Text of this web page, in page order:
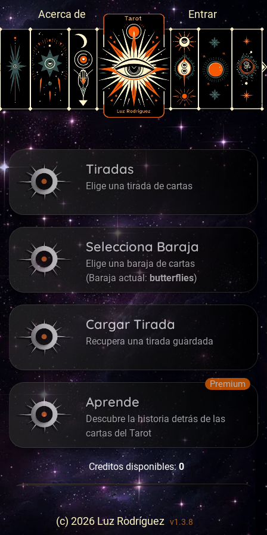
Acerca de Entrar
Tiradas
Elige una tirada de cartas
Selecciona Baraja
Elige una baraja de cartas
(Baraja actual: butterflies)
Cargar Tirada
Recupera una tirada guardada
Aprende
Descubre la historia detrás de las
cartas del Tarot
Premium
Creditos disponibles:0
Llave Dorada
Desbloquea las funciones premium
(c) 2026 Luz Rodríguez v1.3.8